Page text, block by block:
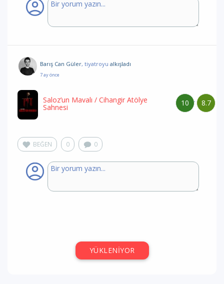
Barış Can Güler, tiyatroyu alkışladı
7 ay önce
8.7
/
10
Saloz’un Mavalı / Cihangir Atölye
Sahnesi
BEĞEN 0 0
YÜKLENİYOR